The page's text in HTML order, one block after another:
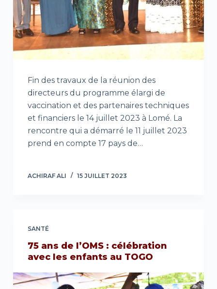
Fin des travaux de la réunion des
directeurs du programme élargi de
vaccination et des partenaires techniques
et financiers le 14 juillet 2023 à Lomé. La
rencontre qui a démarré le 11 juillet 2023
prend en compte 17 pays de…
ACHIRAF ALI 15 JUILLET 2023
SANTÉ
75 ans de l’OMS : célébration
avec les enfants au TOGO